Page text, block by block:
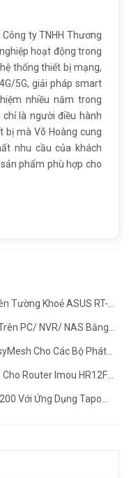
ty TNHH Thương
hoạt động trong
thống thiết bị mạng,
5G, giải pháp smart
nhiều năm trong
là người điều hành
bị mà Võ Hoàng cung
nhu cầu của khách
phẩm phù hợp cho
Tường Khoẻ ASUS RT-
PC/ NVR/ NAS Bằng
Cho Các Bộ Phát
Router Imou HR12F
Với Ứng Dụng Tapo